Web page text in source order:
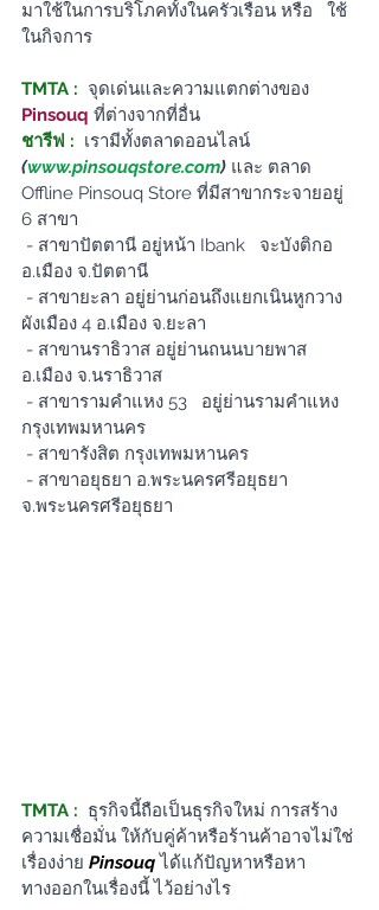
มาใช้ในการบริโภคทั้งในครัวเรือน หรือ   ใช้
ในกิจการ
TMTA : จุดเด่นและความแตกต่างของ
Pinsouq ที่ต่างจากที่อื่น
ชารีฟ : เรามีทั้งตลาดออนไลน์
(www.pinsouqstore.com) และ ตลาด
Offline Pinsouq Store ที่มีสาขากระจายอยู่
6 สาขา
- สาขาปัตตานี อยู่หน้า Ibank   จะบังติกอ
อ.เมือง จ.ปัตตานี
- สาขายะลา อยู่ย่านก่อนถึงแยกเนินหูกวาง
ผังเมือง 4 อ.เมือง จ.ยะลา
- สาขานราธิวาส อยู่ย่านถนนบายพาส
อ.เมือง จ.นราธิวาส
- สาขารามคำแหง 53   อยู่ย่านรามคำแหง
กรุงเทพมหานคร
- สาขารังสิต กรุงเทพมหานคร
จ.พระนครศรีอยุธยา
TMTA : ธุรกิจนี้ถือเป็นธุรกิจใหม่ การสร้าง
ความเชื่อมั่น ให้กับคู่ค้าหรือร้านค้าอาจไม่ใช่
เรื่องง่าย Pinsouq ได้แก้ปัญหาหรือหา
ทางออกในเรื่องนี้ ไว้อย่างไร